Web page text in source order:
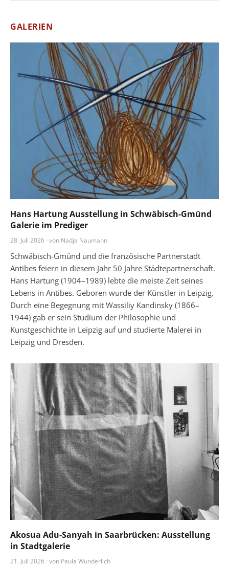
GALERIEN
Hans Hartung Ausstellung in Schwäbisch-Gmünd
Galerie im Prediger
28. Juli 2026 · von Nadja Naumann
Schwäbisch-Gmünd und die französische Partnerstadt
Antibes feiern in diesem Jahr 50 Jahre Städtepartnerschaft.
Hans Hartung (1904–1989) lebte die meiste Zeit seines
Lebens in Antibes. Geboren wurde der Künstler in Leipzig.
Durch eine Begegnung mit Wassiliy Kandinsky (1866–
1944) gab er sein Studium der Philosophie und
Kunstgeschichte in Leipzig auf und studierte Malerei in
Leipzig und Dresden.
Akosua Adu-Sanyah in Saarbrücken: Ausstellung
in Stadtgalerie
21. Juli 2026 · von Paula Wunderlich